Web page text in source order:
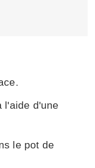
l'aide d'une
le pot de